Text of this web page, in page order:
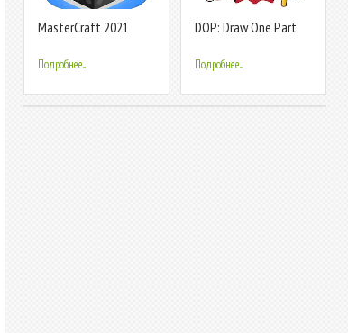
MasterCraft 2021
Подробнее...
DOP: Draw One Part
Подробнее...